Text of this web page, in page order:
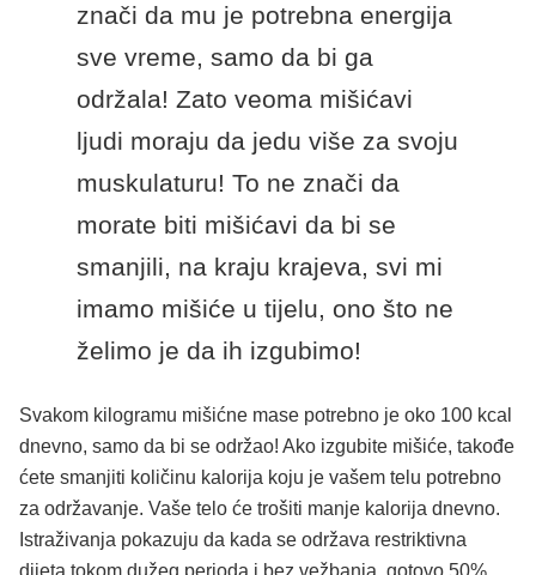
znači da mu je potrebna energija
sve vreme, samo da bi ga
održala! Zato veoma mišićavi
ljudi moraju da jedu više za svoju
muskulaturu! To ne znači da
morate biti mišićavi da bi se
smanjili, na kraju krajeva, svi mi
imamo mišiće u tijelu, ono što ne
želimo je da ih izgubimo!
Svakom kilogramu mišićne mase potrebno je oko 100 kcal
dnevno, samo da bi se održao! Ako izgubite mišiće, takođe
ćete smanjiti količinu kalorija koju je vašem telu potrebno
za održavanje. Vaše telo će trošiti manje kalorija dnevno.
Istraživanja pokazuju da kada se održava restriktivna